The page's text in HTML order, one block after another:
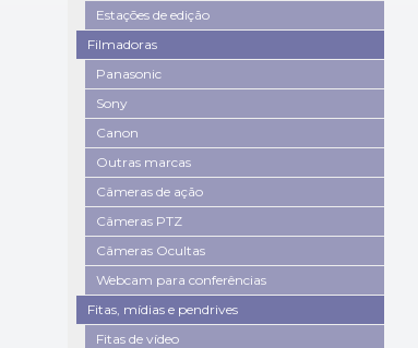
Estações de edição
Filmadoras
Panasonic
Sony
Canon
Outras marcas
Câmeras de ação
Câmeras PTZ
Câmeras Ocultas
Webcam para conferências
Fitas, mídias e pendrives
Fitas de vídeo